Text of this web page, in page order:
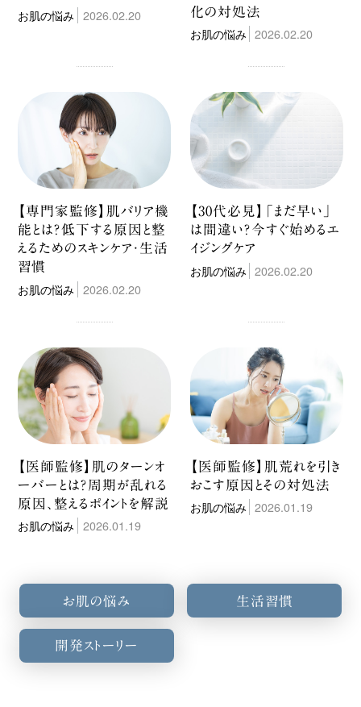
お肌の悩み 2026.02.20
化の対処法
お肌の悩み 2026.02.20
【専門家監修】肌バリア機
能とは？低下する原因と整
えるためのスキンケア・生活
習慣
お肌の悩み 2026.02.20
【30代必見】「まだ早い」
は間違い？今すぐ始めるエ
イジングケア
お肌の悩み 2026.02.20
【医師監修】肌のターンオ
ーバーとは？周期が乱れる
原因、整えるポイントを解説
お肌の悩み 2026.01.19
【医師監修】肌荒れを引き
おこす原因とその対処法
お肌の悩み 2026.01.19
お肌の悩み 生活習慣
開発ストーリー